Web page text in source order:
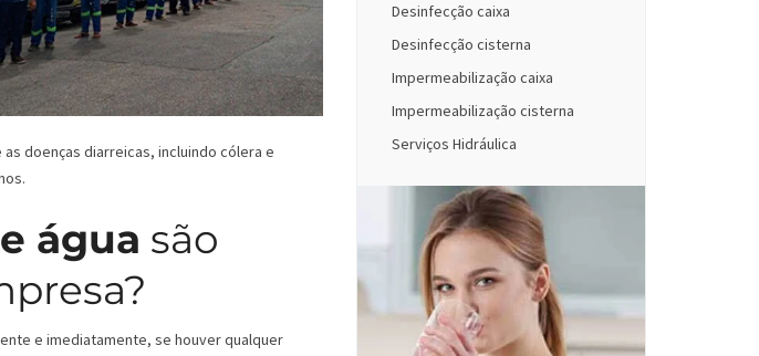
Desinfecção caixa
Desinfecção cisterna
Impermeabilização caixa
Impermeabilização cisterna
Serviços Hidráulica
doenças diarreicas, incluindo cólera e
água são
e imediatamente, se houver qualquer